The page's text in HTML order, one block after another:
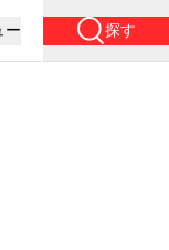
ー 探す